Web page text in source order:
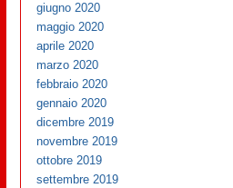
giugno 2020
maggio 2020
aprile 2020
marzo 2020
febbraio 2020
gennaio 2020
dicembre 2019
novembre 2019
ottobre 2019
settembre 2019